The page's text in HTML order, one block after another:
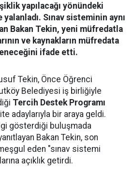
yapılacağı yönündeki
Sınav sisteminin aynı
Bakan Tekin, yeni müfredatla
ve kaynakların müfredata
ifade etti.
Tekin, Önce Öğrenci
Belediyesi iş birliğiyle
Tercih Destek Programı
adaylarıyla bir araya geldi.
gösterdiği buluşmada
Bakan Tekin, son
eden "sınav sistemi
açıklık getirdi.